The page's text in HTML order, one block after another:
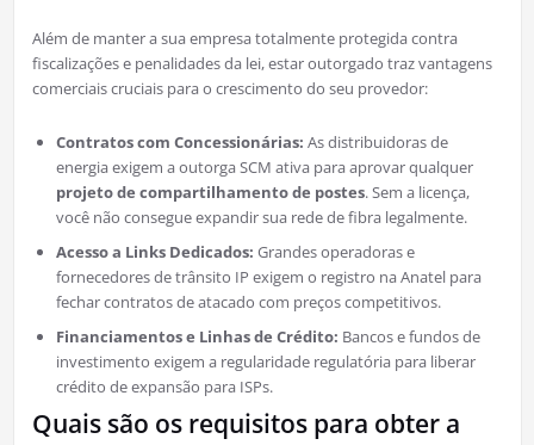
Além de manter a sua empresa totalmente protegida contra
fiscalizações e penalidades da lei, estar outorgado traz vantagens
comerciais cruciais para o crescimento do seu provedor:
Contratos com Concessionárias: As distribuidoras de
energia exigem a outorga SCM ativa para aprovar qualquer
projeto de compartilhamento de postes. Sem a licença,
você não consegue expandir sua rede de fibra legalmente.
Acesso a Links Dedicados: Grandes operadoras e
fornecedores de trânsito IP exigem o registro na Anatel para
fechar contratos de atacado com preços competitivos.
Financiamentos e Linhas de Crédito: Bancos e fundos de
investimento exigem a regularidade regulatória para liberar
crédito de expansão para ISPs.
Quais são os requisitos para obter a